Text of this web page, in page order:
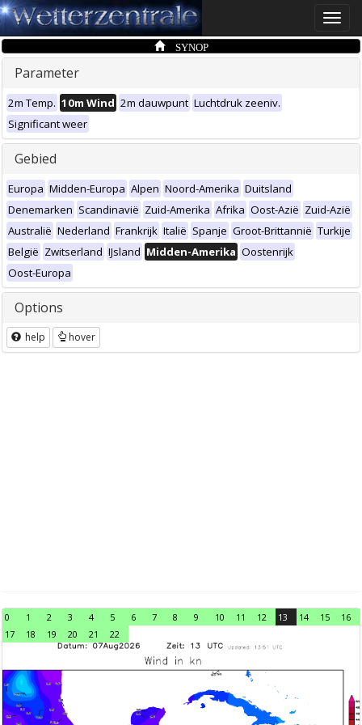
Toggle
SYNOP
Parameter
2m Temp. 10m Wind 2m dauwpunt Luchtdruk zeeniv.
Significant weer
Gebied
Europa Midden-Europa Alpen Noord-Amerika Duitsland
Denemarken Scandinavië Zuid-Amerika Afrika Oost-Azië Zuid-Azië
Australië Nederland Frankrijk Italië Spanje Groot-Brittannië Turkije
België Zwitserland IJsland Midden-Amerika Oostenrijk
Oost-Europa
Options
help hover
0 1 2 3 4 5 6 7 8 9 10 11 12 13 14 15
16
17
18 19 20 21 22